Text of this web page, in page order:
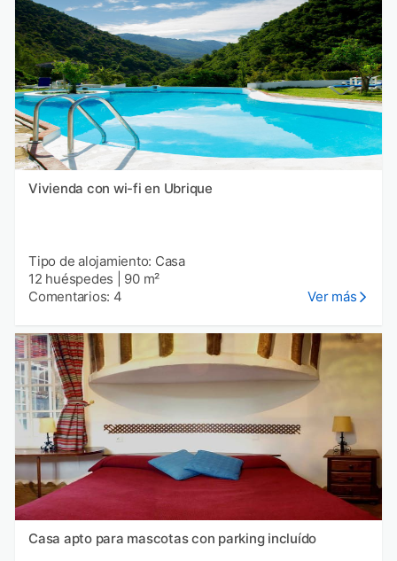
Vivienda con wi-fi en Ubrique
Tipo de alojamiento: Casa
12 huéspedes
90 m²
Comentarios: 4
Ver más
Casa apto para mascotas con parking incluído